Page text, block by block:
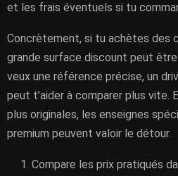
et les frais éventuels si tu
Concrètement, si tu achètes des
grande surface discount peut
veux une référence précise, un
peut t’aider à comparer plus vite.
plus originales, les enseignes
premium peuvent valoir le détour.
Compare les prix pratiqués